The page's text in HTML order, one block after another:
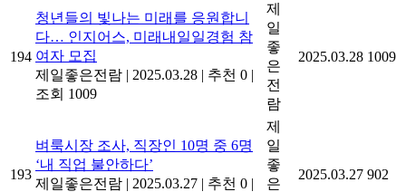
194
청년들의 빛나는 미래를 응원합니
다… 인지어스, 미래내일일경험 참
여자 모집
제일좋은전람 | 2025.03.28 | 추천 0 |
조회 1009
제
일
좋
은
전
람
2025.03.28 1009
193
벼룩시장 조사, 직장인 10명 중 6명
‘내 직업 불안하다’
제일좋은전람 | 2025.03.27 | 추천 0 |
제
일
좋
은
2025.03.27 902